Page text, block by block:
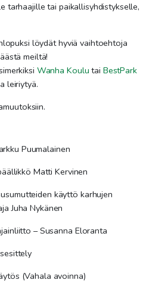
tarhaajille tai paikallisyhdistykselle,
löydät hyviä vaihtoehtoja
meiltä!
Wanha Koulu tai BestPark
leiriytyä.
Puumalainen
Matti Kervinen
käyttö karhujen
Juha Nykänen
– Susanna Eloranta
(Vahala avoinna)